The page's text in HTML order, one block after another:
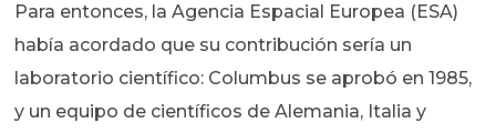
Para entonces, la Agencia Espacial Europea (ESA)
había acordado que su contribución sería un
laboratorio científico: Columbus se aprobó en 1985,
y un equipo de científicos de Alemania, Italia y